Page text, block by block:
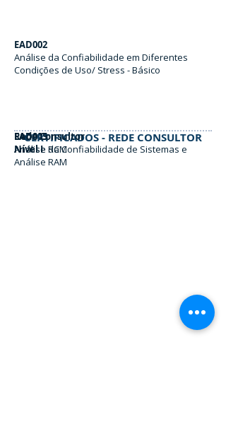
EAD002
Análise da Confiabilidade em Diferentes
Condições de Uso/ Stress - Básico
EAD005
Análise RCM
EAD003
Análise da Confiabilidade de Sistemas e
Análise RAM
CERTIFICADOS - REDE CONSULTOR
Rede Consultor
Nível I